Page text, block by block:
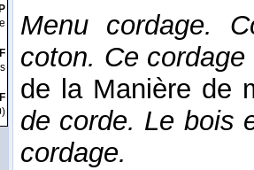
Menu cordage.
coton. Ce
de la Manière de
de corde. Le bois
cordage.